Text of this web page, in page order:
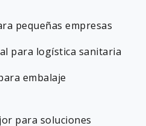
pequeñas empresas
para logística sanitaria
embalaje
para soluciones